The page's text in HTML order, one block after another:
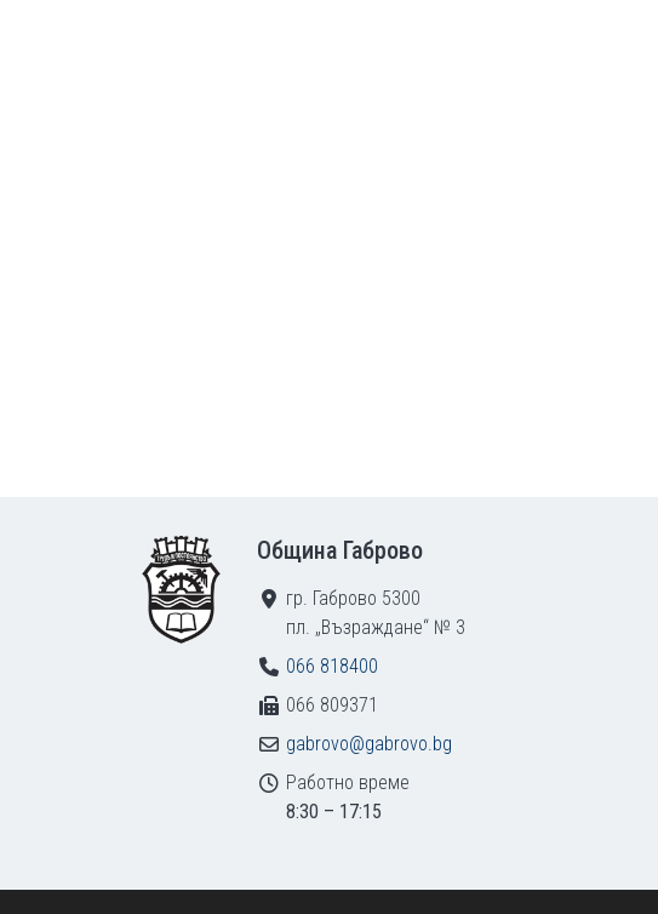
Община Габрово
гр. Габрово 5300
пл. „Възраждане“ № 3
066 818400
066 809371
gabrovo@gabrovo.bg
Работно време
8:30 – 17:15